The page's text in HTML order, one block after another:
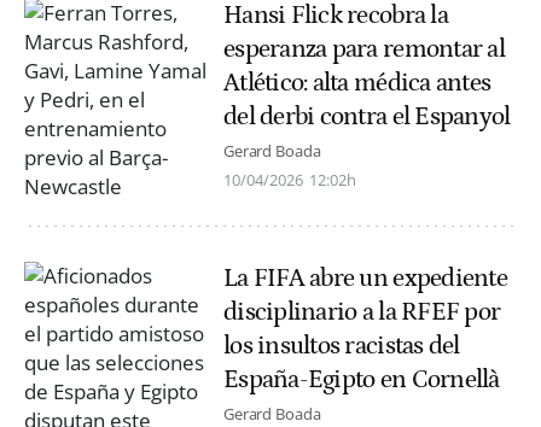
Hansi Flick recobra la
esperanza para remontar al
Atlético: alta médica antes
del derbi contra el Espanyol
Gerard Boada
10/04/2026 12:02h
La FIFA abre un expediente
disciplinario a la RFEF por
los insultos racistas del
España-Egipto en Cornellà
Gerard Boada